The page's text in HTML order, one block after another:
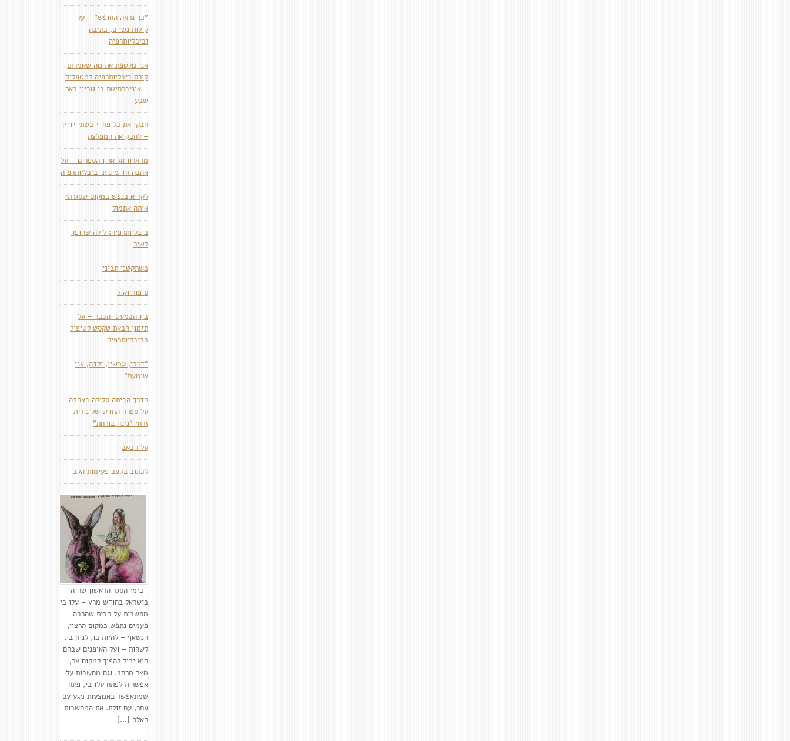
"כך נראה החופש" – על
קולות נשיים, כתיבה
וביבליותרפיה
אני מלטפת את מה שאמרת:
קורס ביבליותרפיה למטפלים
– אוניברסיטת בן גוריון באר
שבע
חבקי את כל פחדי בשתי ידייך
– לחבק את המפלצת
מהארון אל ארון הספרים – על
אהבה חד מינית וביבליותרפיה
לקרוא בנפש במקום שסגרתי
אותה אתמול
ביבליותרפיה: לילה שהופך
לשיר
כשתקטני תביני
סיפור וקול
בין הכמעט והכבר – על
תזמון הבאת טקסט לטיפול
בביבליותרפיה
"דברי, עכשיו, ילדה, אני
שומעת"
הדרך הביתה סלולה באהבה –
על ספרה החדש של נורית
זרחי "נינה בורחת"
על הכאב
לכתוב בקצב פעימות הלב
בימי הסגר הראשון שהיה
בישראל בחודש מרץ – עלו בי
מחשבות על הבית שהרבה
פעמים נתפש כמקום הרצוי,
הנשאף – להיות בו, לנוח בו,
לשהות – ועל האופנים שבהם
הוא יכול להפוך למקום צר,
מצר מרחב. וגם מחשבות על
אפשרות לפתח עלו בי, פתח
שמתאפשר באמצעות מגע עם
אחר, עם זולת. את המחשבות
האלה […]